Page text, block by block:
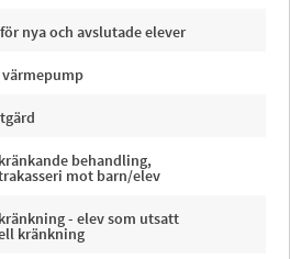
nya och avslutade elever
behandling,
mot barn/elev
- elev som utsatt
kränkning